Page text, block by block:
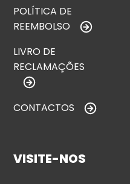
POLÍTICA DE
REEMBOLSO
LIVRO DE
RECLAMAÇÕES
CONTACTOS
VISITE-NOS